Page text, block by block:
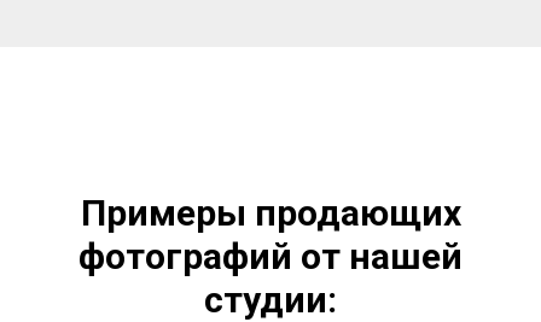
Примеры продающих
фотографий от нашей
студии: